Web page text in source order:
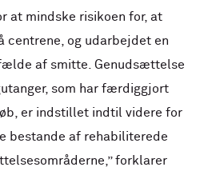
at mindske risikoen for, at
centrene, og udarbejdet en
af smitte. Genudsættelse
som har færdiggjort
er indstillet indtil videre for
bestande af rehabiliterede
forklarer